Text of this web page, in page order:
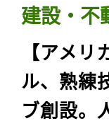
建設・不
【アメ
ル、熟練
ブ創設。